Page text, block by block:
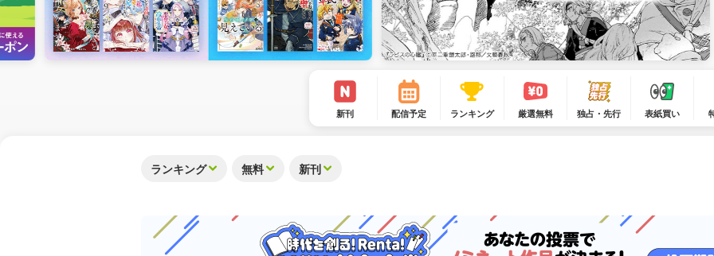
新刊 配信予定 ランキング 厳選無料 独占・先行 表紙買い
ランキング 無料 新刊